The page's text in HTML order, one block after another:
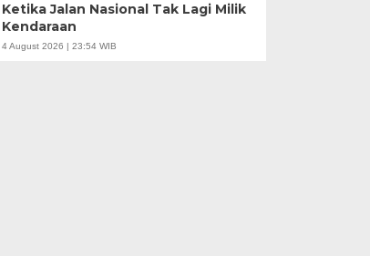
Ketika Jalan Nasional Tak Lagi Milik
Kendaraan
4 August 2026 | 23:54 WIB